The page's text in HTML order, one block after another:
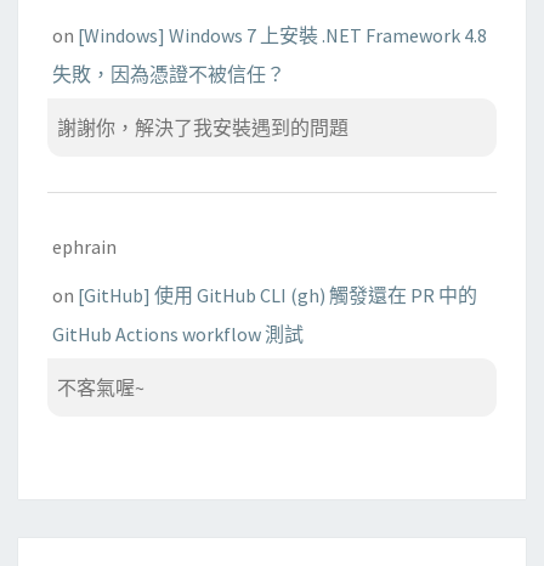
on [Windows] Windows 7 上安裝 .NET Framework 4.8
失敗，因為憑證不被信任？
謝謝你，解決了我安裝遇到的問題
ephrain
on [GitHub] 使用 GitHub CLI (gh) 觸發還在 PR 中的
GitHub Actions workflow 測試
不客氣喔~